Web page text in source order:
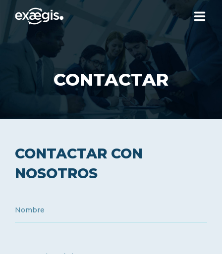
¿QUIÉNES SOMOS?
NUESTRAS OFERTAS
SU ESPACIO
CONTACTAR
CONTACTAR CON
NOSOTROS